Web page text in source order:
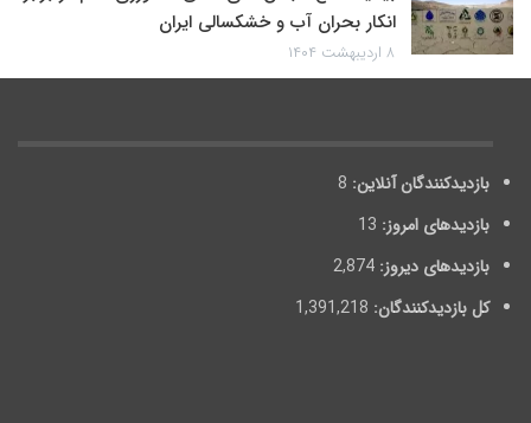
انکار بحران آب و خشکسالی ایران
۸ اردیبهشت ۱۴۰۴
بازدیدکنندگان آنلاین: 8
بازدیدهای امروز: 13
بازدیدهای دیروز: 2,874
کل بازدیدکنند‌گان: 1,391,218